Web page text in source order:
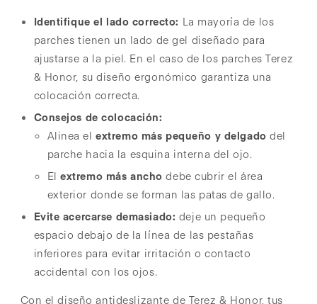
Identifique el lado correcto: La mayoría de los
parches tienen un lado de gel diseñado para
ajustarse a la piel. En el caso de los parches Terez
& Honor, su diseño ergonómico garantiza una
colocación correcta.
Consejos de colocación:
Alinea elextremo más pequeño y delgado del
parche hacia la esquina interna del ojo.
Elextremo más ancho debe cubrir el área
exterior donde se forman las patas de gallo.
Evite acercarse demasiado: deje un pequeño
espacio debajo de la línea de las pestañas
inferiores para evitar irritación o contacto
accidental con los ojos.
Con el diseño antideslizante de Terez & Honor, tus